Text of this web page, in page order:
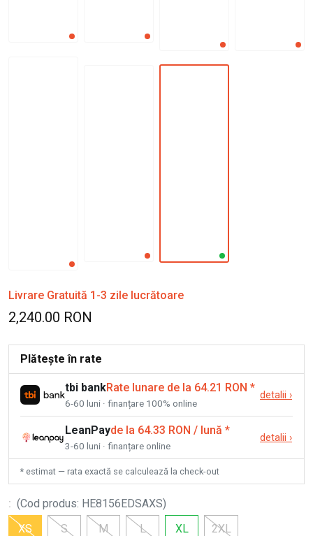
Livrare Gratuită 1-3 zile lucrătoare
2,240.00 RON
Plătește în rate
tbi bankRate lunare de la 64.21 RON *
6-60 luni · finanțare 100% online
detalii ›
LeanPayde la 64.33 RON / lună *
3-60 luni · finanțare online
detalii ›
* estimat — rata exactă se calculează la check-out
: (Cod produs: HE8156EDSAXS)
XS
S M L XL 2XL